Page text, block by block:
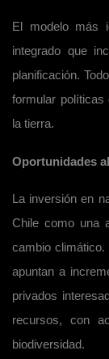
El modelo más
integrado que
planificación.
formular políticas
la tierra.
Oportunidades
La inversión en
Chile como una
cambio
apuntan a
privados
recursos, con
biodiversidad.